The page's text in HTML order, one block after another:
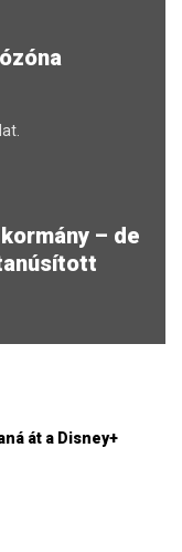
– de
át a Disney+